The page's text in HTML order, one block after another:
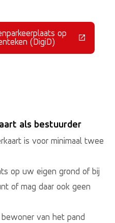
op
(DigiD)
link gaat naar een externe
als bestuurder
is voor minimaal twee
op uw eigen grond of bij
of mag daar ook geen
van het pand